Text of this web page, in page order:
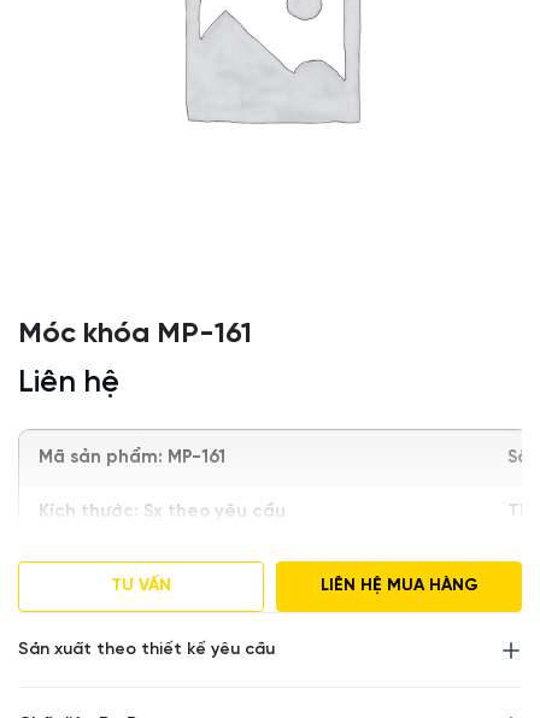
Móc khóa MP-161
Liên hệ
Mã sản phẩm: MP-161 Số
Kích thước: Sx theo yêu cầu
Trọng lượng: 100gram
TƯ VẤN LIÊN HỆ MUA HÀNG
Sản xuất theo thiết kế yêu cầu